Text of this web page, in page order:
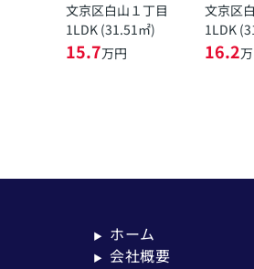
文京区白山１丁目
1LDK (31.51㎡)
15.7万円
文京区
1LDK
16.2
▶ ホーム
▶ 会社概要